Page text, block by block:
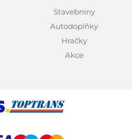
Stavebniny
Autodoplňky
Hračky
Akce